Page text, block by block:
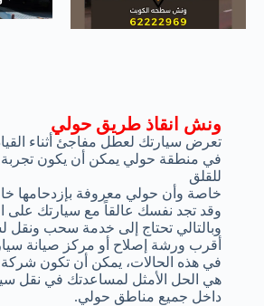
ونش انقاذ طريق حولي
تعرض سيارتك لعطل مفاجئ أثناء
في منطقة حولي يمكن أن يكون
للقلق
خاصة وأن حولي معروفة بإزدحامها
وقد تجد نفسك عالقاً مع سيارتك على
وبالتالي تحتاج إلى خدمة سحب ونقل
أقرب ورشة إصلاح أو مركز صيانة
في هذه الحالات، يمكن أن تكون
هي الحل الأمثل لمساعدتك في نقل
داخل جميع مناطق حولي.